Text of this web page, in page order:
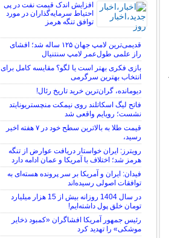
افزایش اندک قیمت نفت در پی
احتیاط سرمایه‌گذاران در مورد
توافق تنگه هرمز
قدیمی‌ترین لامپ جهان ۱۲۵ ساله شد؛ افشای
راز علمی طول‌عمر لامپ سنتنیال
بازی فکری بهتر است یا لگو؟ مقایسه کامل برای
انتخاب بهترین سرگرمی
دیومانده، گران‌ترین خرید تاریخ رئال!
فاتح لیگ اسکاتلند روی نیمکت منچستریونایتد
نشست؛ رویایم واقعی شد
قیمت طلا به بالاترین سطح خود در ۷ هفته اخیر
رسید،
رویترز: ایران خواستار دریافت عوارض از تنگه
هرمز شد؛ اختلاف با آمریکا و عمان ادامه دارد
فیدان: ایران و آمریکا بر سر پرونده هسته‌ای به
توافقات اصولی رسیده‌اند
در سال 1404 روزانه بیش از 15 هزار میلیارد
تومان خلق پول داشته‌ایم!
رئیس جمهور آمریکا افشاگران «کمبود ذخایر
موشکی» را تهدید کرد